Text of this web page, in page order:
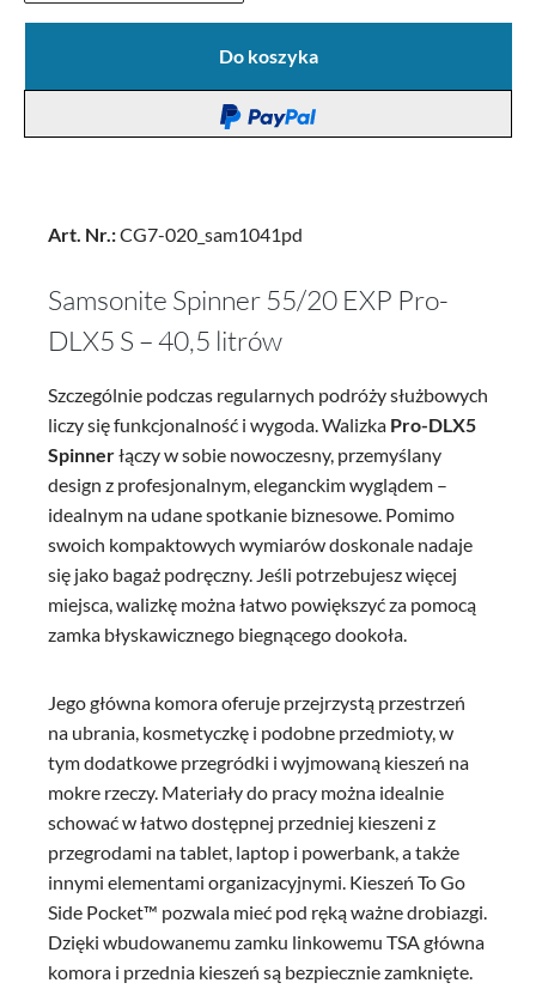
Do koszyka
Art. Nr.:CG7-020_sam1041pd
Samsonite Spinner 55/20 EXP Pro-
DLX5 S – 40,5 litrów
Szczególnie podczas regularnych podróży służbowych
liczy się funkcjonalność i wygoda. Walizka Pro-DLX5
Spinnerłączy w sobie nowoczesny, przemyślany
design z profesjonalnym, eleganckim wyglądem –
idealnym na udane spotkanie biznesowe. Pomimo
swoich kompaktowych wymiarów doskonale nadaje
się jako bagaż podręczny. Jeśli potrzebujesz więcej
miejsca, walizkę można łatwo powiększyć za pomocą
zamka błyskawicznego biegnącego dookoła.
Jego główna komora oferuje przejrzystą przestrzeń
na ubrania, kosmetyczkę i podobne przedmioty, w
tym dodatkowe przegródki i wyjmowaną kieszeń na
mokre rzeczy. Materiały do pracy można idealnie
schować w łatwo dostępnej przedniej kieszeni z
przegrodami na tablet, laptop i powerbank, a także
innymi elementami organizacyjnymi. Kieszeń To Go
Side Pocket™ pozwala mieć pod ręką ważne drobiazgi.
Dzięki wbudowanemu zamku linkowemu TSA główna
komora i przednia kieszeń są bezpiecznie zamknięte.